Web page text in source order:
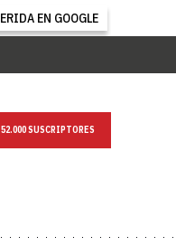
EN GOOGLE
NEWSLETTER